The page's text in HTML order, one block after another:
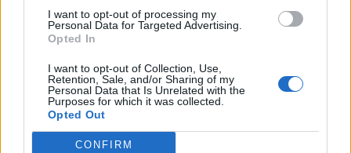
I want to opt-out of processing my
Personal Data for Targeted Advertising.
Opted In
I want to opt-out of Collection, Use,
Retention, Sale, and/or Sharing of my
Personal Data that Is Unrelated with the
Purposes for which it was collected.
Opted Out
CONFIRM
UUTISET
F/A-18 Hornet jyrähtää ylilennolle
Jyväskylässä – katuja suljetaan